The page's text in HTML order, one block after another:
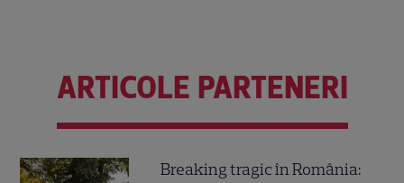
ARTICOLE PARTENERI
Breaking tragic în România: